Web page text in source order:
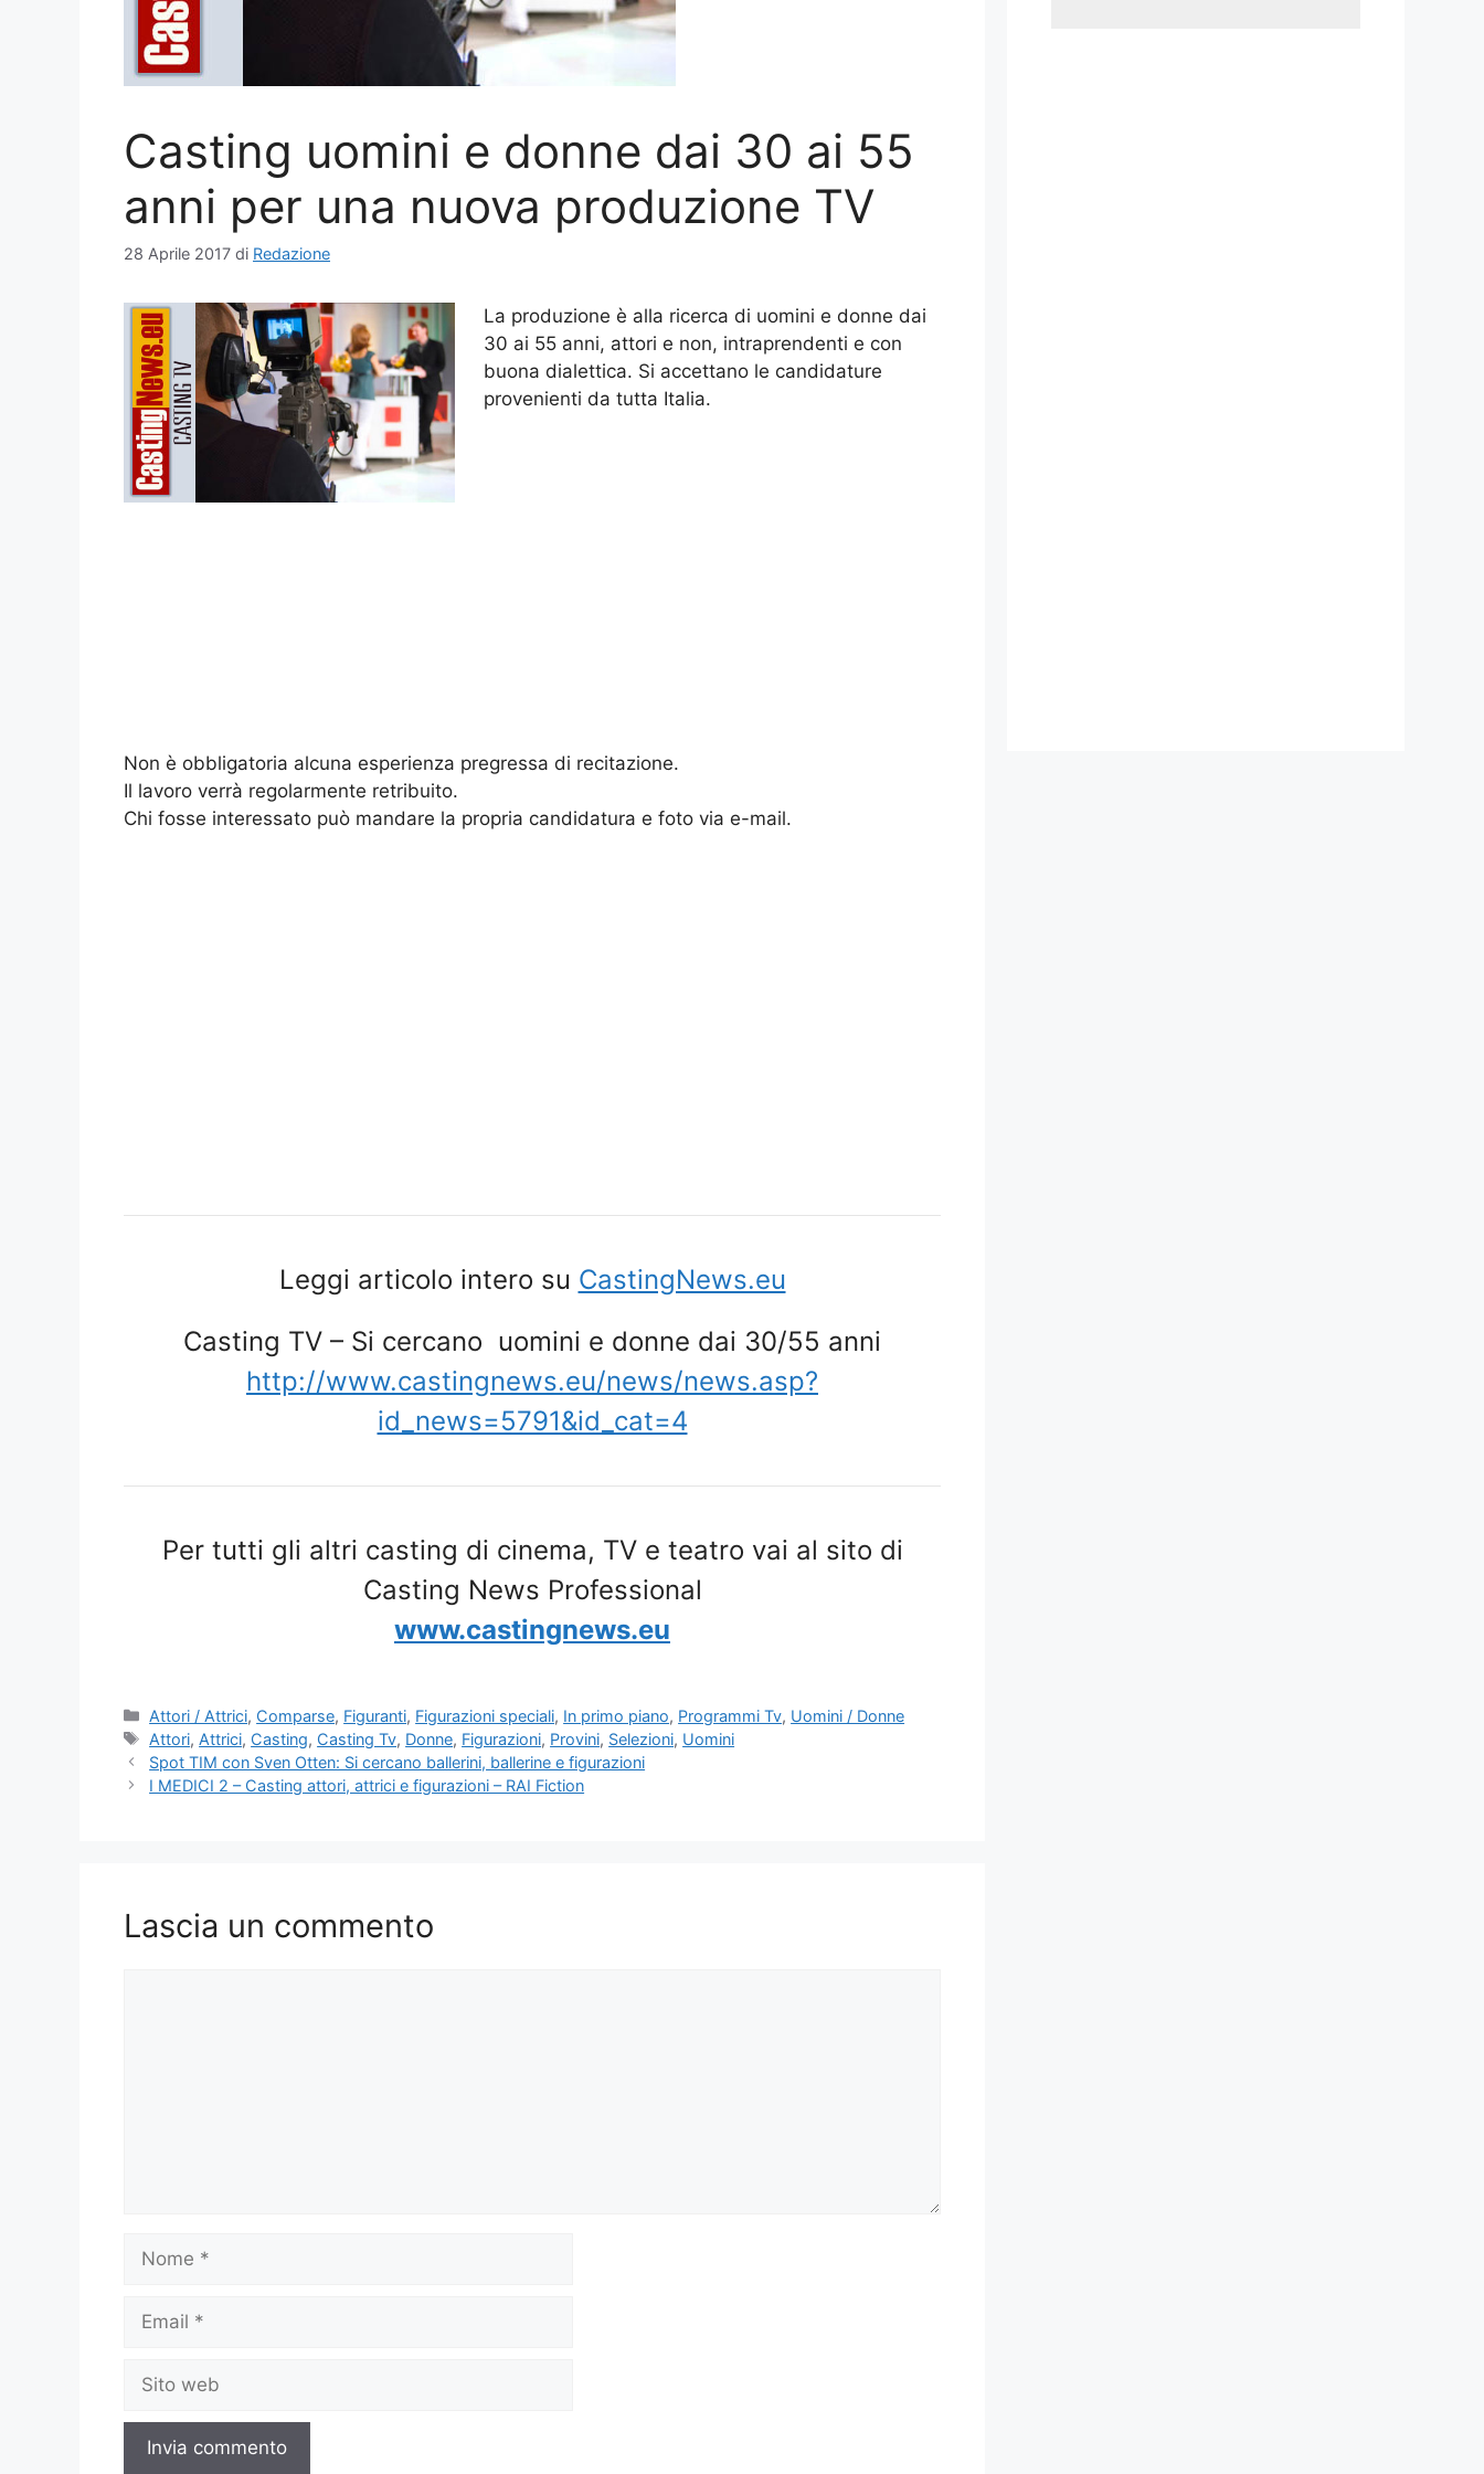
Casting uomini e donne dai 30 ai 55
anni per una nuova produzione TV
28 Aprile 2017 di Redazione
La produzione è alla ricerca di uomini e donne dai
30 ai 55 anni, attori e non, intraprendenti e con
buona dialettica. Si accettano le candidature
provenienti da tutta Italia.
Non è obbligatoria alcuna esperienza pregressa di recitazione.
Il lavoro verrà regolarmente retribuito.
Chi fosse interessato può mandare la propria candidatura e foto via e-mail.
Leggi articolo intero su CastingNews.eu
Casting TV – Si cercano uomini e donne dai 30/55 anni
http://www.castingnews.eu/news/news.asp?
id_news=5791&id_cat=4
Per tutti gli altri casting di cinema, TV e teatro vai al sito di
Casting News Professional
www.castingnews.eu
Categorie
Attori / Attrici, Comparse, Figuranti, Figurazioni speciali, In primo piano, Programmi Tv, Uomini / Donne
Tag
Attori, Attrici, Casting, Casting Tv, Donne, Figurazioni, Provini, Selezioni, Uomini
Spot TIM con Sven Otten: Si cercano ballerini, ballerine e figurazioni
I MEDICI 2 – Casting attori, attrici e figurazioni – RAI Fiction
Lascia un commento
web